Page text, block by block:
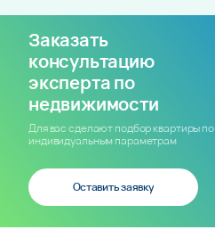
Заказать
консультацию
эксперта по
недвижимости
Для вас сделают подбор квартиры по
индивидуальным параметрам
Оставить заявку